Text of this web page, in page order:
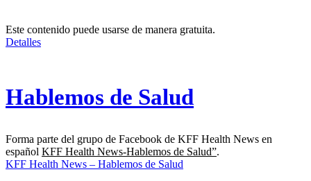
Este contenido puede usarse de manera gratuita.
Detalles
Hablemos de Salud
Forma parte del grupo de Facebook de KFF Health News en
español KFF Health News-Hablemos de Salud”.
KFF Health News – Hablemos de Salud